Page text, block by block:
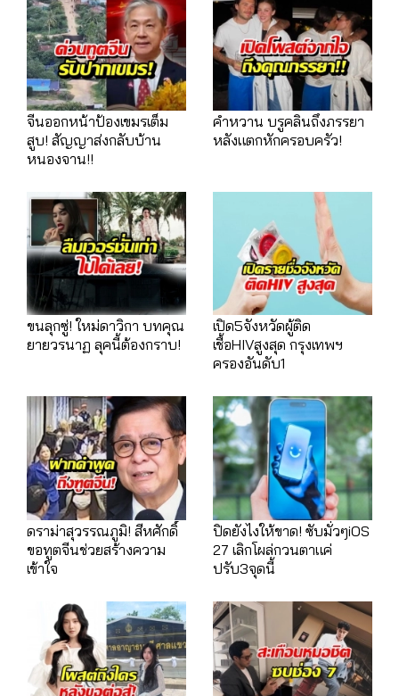
จีนออกหน้าป้องเขมรเต็ม
สูบ! สัญญาส่งกลับบ้าน
หนองจาน!!
คำหวาน บรูคลินถึงภรรยา
หลังแตกหักครอบครัว!
ขนลุกซู่! ใหม่ดาวิกา บทคุณ
ยายวรนาฏ ลุคนี้ต้องกราบ!
เปิด5จังหวัดผู้ติด
เชื้อHIVสูงสุด กรุงเทพฯ
ครองอันดับ1
ดราม่าสุวรรณภูมิ! สีหศักดิ์
ขอทูตจีนช่วยสร้างความ
เข้าใจ
ปิดยังไงให้ขาด! ซับมั่วๆiOS
27 เลิกโผล่กวนตาแค่
ปรับ3จุดนี้